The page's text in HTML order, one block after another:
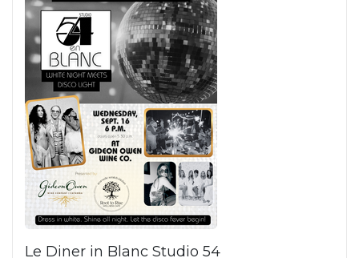
Le Diner in Blanc Studio 54